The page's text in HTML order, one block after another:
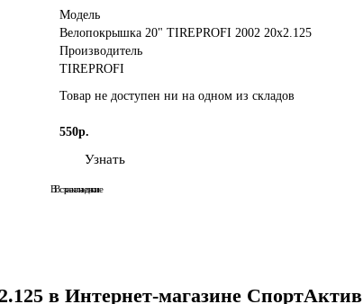
Модель
Велопокрышка 20" TIREPROFI 2002 20x2.125
Производитель
TIREPROFI
Товар не доступен ни на одном из складов
550р.
Узнать
В закладки
В сравнение
в Интернет-магазине СпортАктив